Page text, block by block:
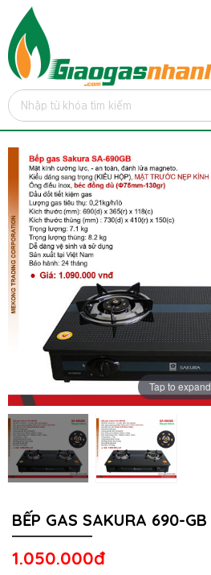
Tap to expand
BẾP GAS SAKURA 690-GB
1.050.000đ